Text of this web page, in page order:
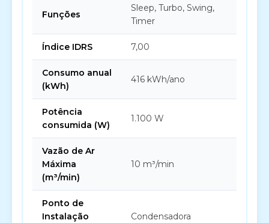
Funções
Sleep, Turbo, Swing,
Timer
Índice IDRS 7,00
Consumo anual
(kWh)
416 kWh/ano
Potência
consumida (W)
1.100 W
Vazão de Ar
Máxima
(m³/min)
10 m³/min
Ponto de
Instalação
Condensadora